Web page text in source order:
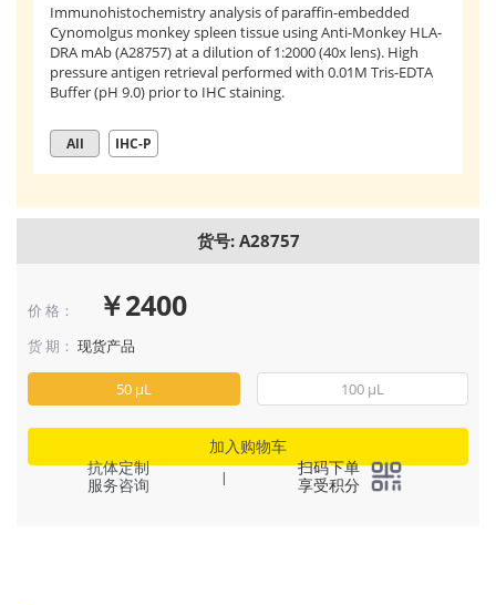
Immunohistochemistry analysis of paraffin-embedded
Cynomolgus monkey spleen tissue using Anti-Monkey HLA-
DRA mAb (A28757) at a dilution of 1:2000 (40x lens). High
pressure antigen retrieval performed with 0.01M Tris-EDTA
Buffer (pH 9.0) prior to IHC staining.
All IHC-P
货号: A28757
价 格： ￥2400
货 期： 现货产品
50 μL 100 μL
加入购物车
抗体定制
服务咨询
|
扫码下单
享受积分